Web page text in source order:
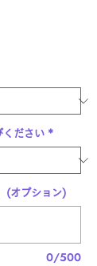
ください *
(オプション)
0/500